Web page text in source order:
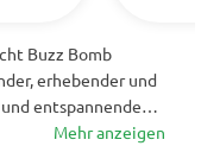
Buzz Bomb
erhebender und
entspannende
Körpers und die
Mehr anzeigen